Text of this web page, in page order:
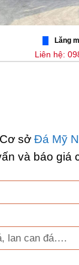
Lăng
Liên hệ:
sở Đá Mỹ
và báo giá
lan can đá….